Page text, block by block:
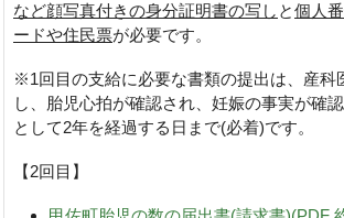
など顔写真付きの身分証明書の写し と個人
ードや住民票が必要です。
※1回目の支給に必要な書類の提出は、産科
し、胎児心拍が確認され、妊娠の事実が確
として2年を経過する日まで(必着)です。
【2回目】